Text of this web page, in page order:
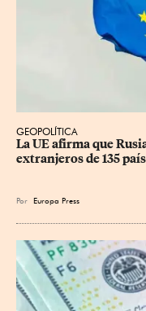
GEOPOLÍTICA
La UE afirma que
extranjeros de 135
Por Europa Press